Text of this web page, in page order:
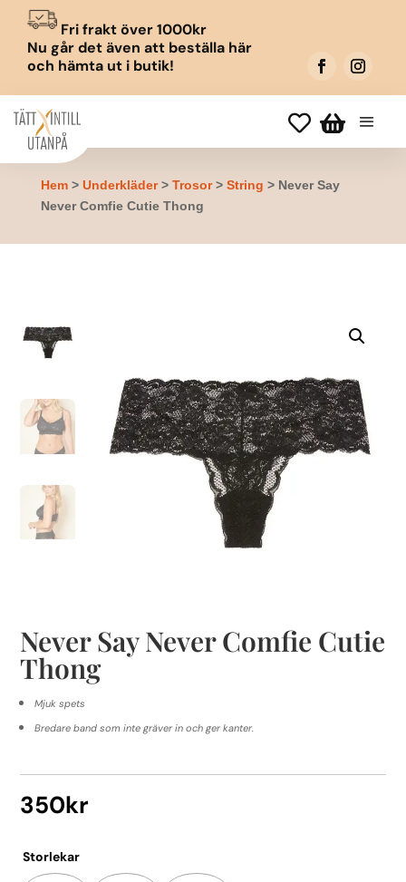
Fri frakt över 1000kr
Nu går det även att beställa här
och hämta ut i butik!
 
Hem> Underkläder> Trosor> String > Never Say
Never Comfie Cutie Thong
Never Say Never Comfie Cutie
Thong
Mjuk spets
Bredare band som inte gräver in och ger kanter.
350kr
Storlekar